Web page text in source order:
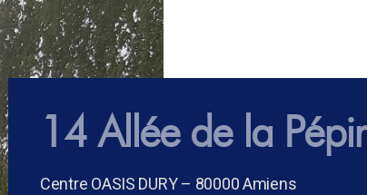
14 Allée de la
Centre OASIS DURY – 80000 Amiens